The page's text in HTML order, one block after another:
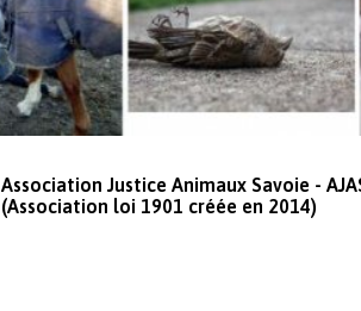
Association Justice Animaux Savoie -
(Association loi 1901 créée en 2014)